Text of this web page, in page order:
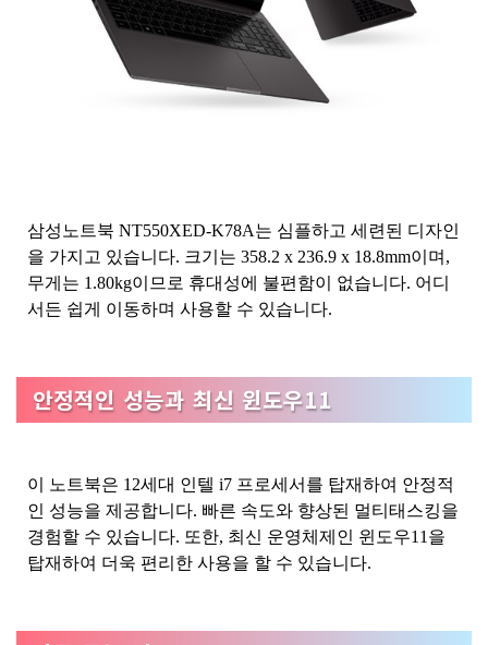
삼성노트북 NT550XED-K78A는 심플하고 세련된 디자인
을 가지고 있습니다. 크기는 358.2 x 236.9 x 18.8mm이며,
무게는 1.80kg이므로 휴대성에 불편함이 없습니다. 어디
서든 쉽게 이동하며 사용할 수 있습니다.
안정적인 성능과 최신 윈도우11
이 노트북은 12세대 인텔 i7 프로세서를 탑재하여 안정적
인 성능을 제공합니다. 빠른 속도와 향상된 멀티태스킹을
경험할 수 있습니다. 또한, 최신 운영체제인 윈도우11을
탑재하여 더욱 편리한 사용을 할 수 있습니다.